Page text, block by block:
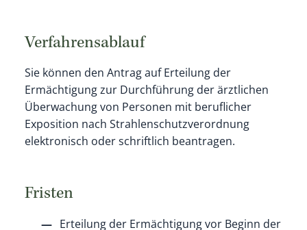
Verfahrensablauf
Sie können den Antrag auf Erteilung der
Ermächtigung zur Durchführung der ärztlichen
Überwachung von Personen mit beruflicher
Exposition nach Strahlenschutzverordnung
elektronisch oder schriftlich beantragen.
Fristen
Erteilung der Ermächtigung vor Beginn der